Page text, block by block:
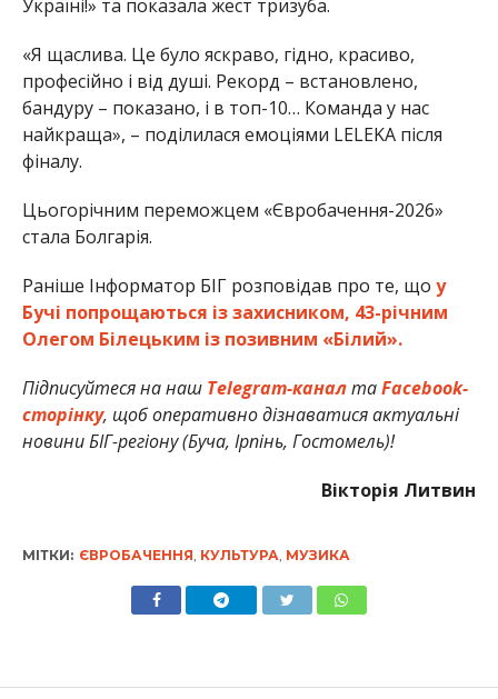
Україні!» та показала жест тризуба.
«Я щаслива. Це було яскраво, гідно, красиво,
професійно і від душі. Рекорд – встановлено,
бандуру – показано, і в топ-10… Команда у нас
найкраща», – поділилася емоціями LELEKA після
фіналу.
Цьогорічним переможцем «Євробачення-2026»
стала Болгарія.
Раніше Інформатор БІГ розповідав про те, що у
Бучі попрощаються із захисником, 43-річним
Олегом Білецьким із позивним «Білий».
Підписуйтеся на наш Telegram-каналтаFacebook-
сторінку, щоб оперативно дізнаватися актуальні
новини БІГ-регіону (Буча, Ірпінь, Гостомель)!
Вікторія Литвин
МІТКИ: ЄВРОБАЧЕННЯ, КУЛЬТУРА, МУЗИКА